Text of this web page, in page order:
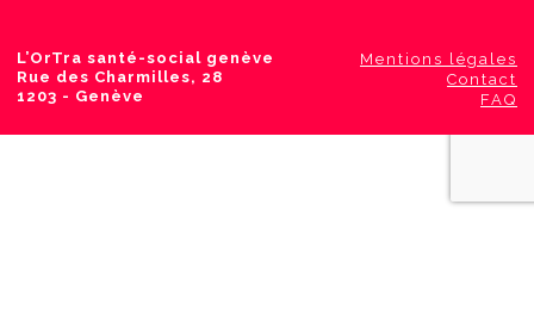
L’OrTra santé-social genève
Rue des Charmilles, 28
1203 - Genève
Mentions légales
Contact
FAQ